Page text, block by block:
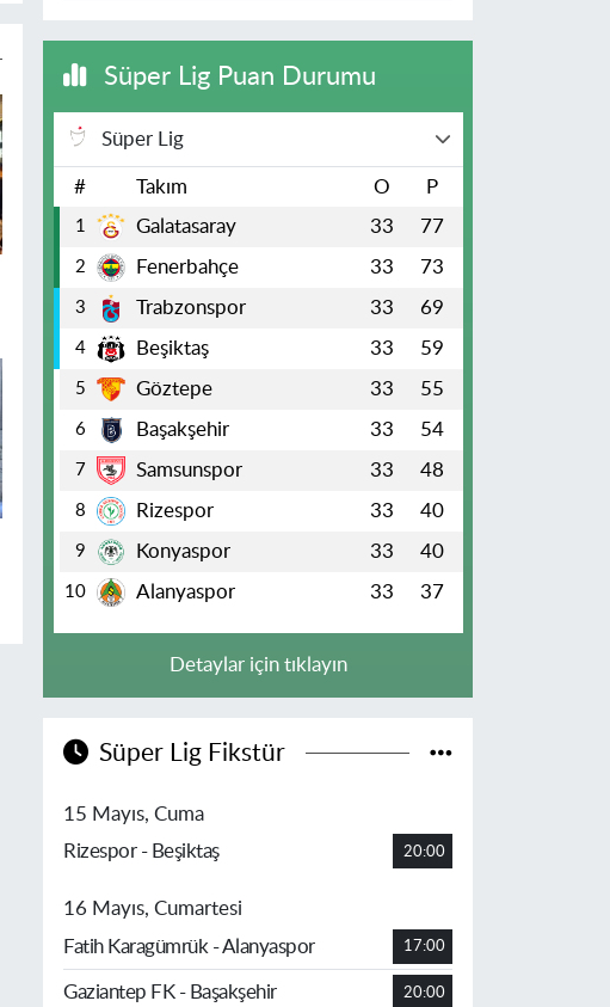
Süper Lig Puan Durumu
Süper Lig
# Takım O P
1 Galatasaray 33 77
2 Fenerbahçe 33 73
3 Trabzonspor 33 69
4 Beşiktaş 33 59
5 Göztepe 33 55
6 Başakşehir 33 54
7 Samsunspor 33 48
8 Rizespor 33 40
9 Konyaspor 33 40
10 Alanyaspor 33 37
Detaylar için tıklayın
Süper Lig Fikstür
15 Mayıs, Cuma
Rizespor - Beşiktaş
20:00
16 Mayıs, Cumartesi
Fatih Karagümrük - Alanyaspor
17:00
Gaziantep FK - Başakşehir 20:00